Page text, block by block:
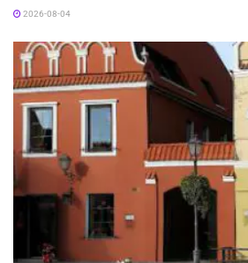
2026-08-04